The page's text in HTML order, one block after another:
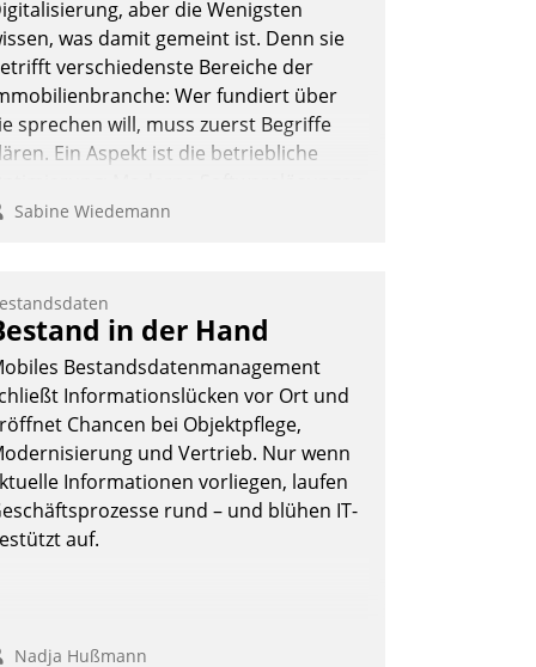
aber die Wenigsten
was damit gemeint ist. Denn sie
verschiedenste Bereiche der
Wer fundiert über
sprechen will, muss zuerst Begriffe
Ein Aspekt ist die betriebliche
große Einsparungen durch
mit der Einführung einer neuen
ist es nicht getan. Die
erfordert von
die Bereitschaft, sich zu
zu hinterfragen und zu
Sabine Wiedemann
in der Hand
Bestandsdatenmanagement
Informationslücken vor Ort und
Chancen bei Objektpflege,
und Vertrieb. Nur wenn
Informationen vorliegen, laufen
rund – und blühen IT-
auf.
Nadja Hußmann